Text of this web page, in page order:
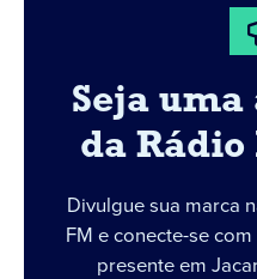
Seja
da Rádio
Divulgue sua marca
FM e conecte-se
presente em